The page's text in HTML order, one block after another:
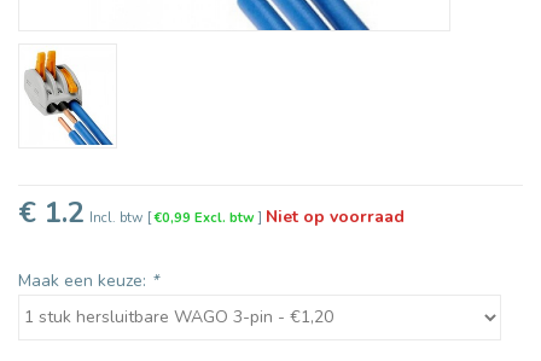
€ 1.2 Incl. btw [€0,99 Excl. btw] Niet op voorraad
Maak een keuze: *